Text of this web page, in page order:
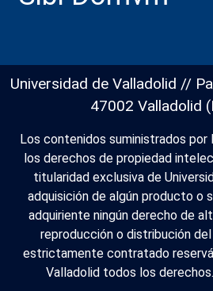
Universidad de Valladolid //
47002 Valladolid
Los contenidos suministrados
los derechos de propiedad
titularidad exclusiva de
adquisición de algún producto o
adquiriente ningún derecho de
reproducción o distribución
estrictamente contratado
Valladolid todos los derechos.